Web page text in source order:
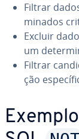
Filtrar
mi­na­dos
Excluir
um
Filtrar
ção